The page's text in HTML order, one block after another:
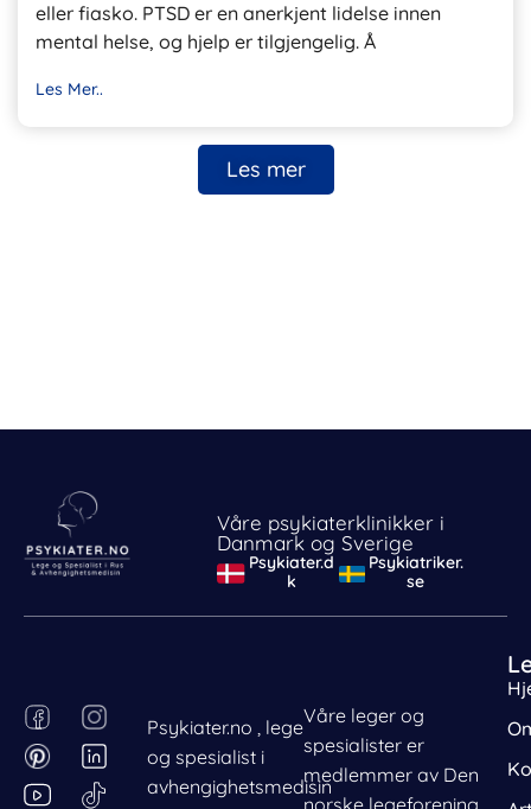
eller fiasko. PTSD er en anerkjent lidelse innen
mental helse, og hjelp er tilgjengelig. Å
Les Mer..
Les mer
Våre psykiaterklinikker i
Danmark og Sverige
Psykiater.d
k
Psykiatriker.
se
Psykiater.no , lege
og spesialist i
avhengighetsmedisin
Våre leger og
spesialister er
medlemmer av Den
F
a
c
e
I
n
s
t
P
i
n
t
L
i
n
k
Behandle ditt samtykke
For å gi best mulig opplevelse bruker vi
informasjonskapsler for å lagre eller få tilgang til